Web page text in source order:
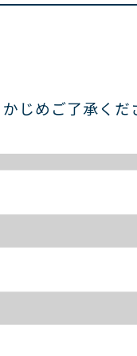
じめご了承くだ